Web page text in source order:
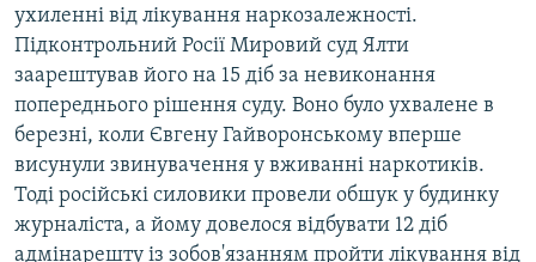
ухиленні від лікування наркозалежності.
Підконтрольний Росії Мировий суд Ялти
заарештував його на 15 діб за невиконання
попереднього рішення суду. Воно було ухвалене в
березні, коли Євгену Гайворонському вперше
висунули звинувачення у вживанні наркотиків.
Тоді російські силовики провели обшук у будинку
журналіста, а йому довелося відбувати 12 діб
адмінарешту із зобов'язанням пройти лікування від